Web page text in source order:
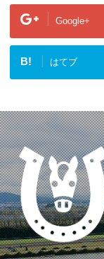
Google+
B! はてブ